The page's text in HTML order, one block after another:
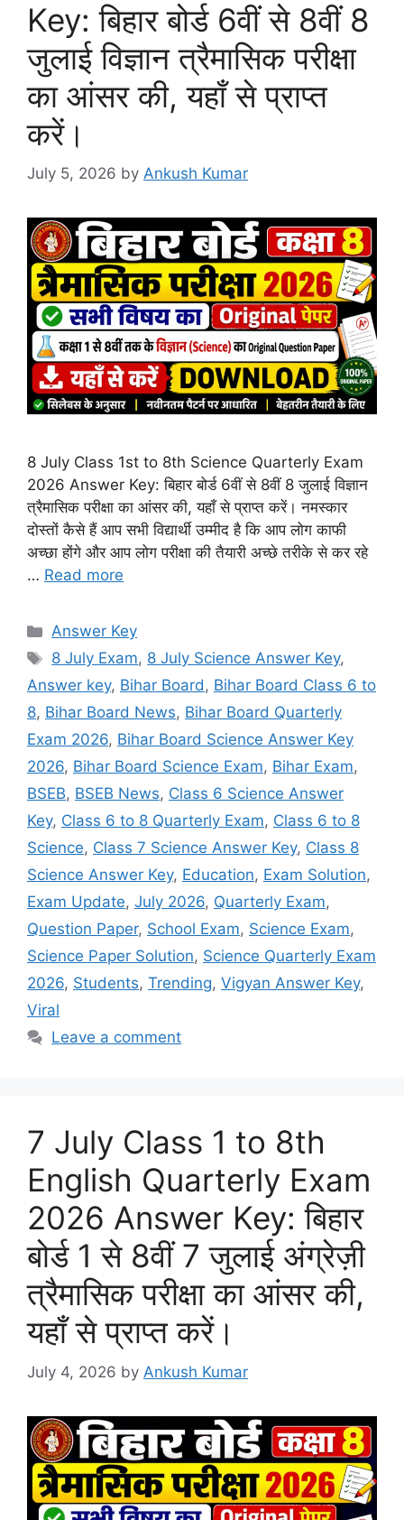
Key: बिहार बोर्ड 6वीं से 8वीं 8
जुलाई विज्ञान त्रैमासिक परीक्षा
का आंसर की, यहाँ से प्राप्त
करें।
July 5, 2026 by Ankush Kumar
8 July Class 1st to 8th Science Quarterly Exam
2026 Answer Key: बिहार बोर्ड 6वीं से 8वीं 8 जुलाई विज्ञान
त्रैमासिक परीक्षा का आंसर की, यहाँ से प्राप्त करें। नमस्कार
दोस्तों कैसे हैं आप सभी विद्यार्थी उम्मीद है कि आप लोग काफी
अच्छा होंगे और आप लोग परीक्षा की तैयारी अच्छे तरीके से कर रहे
… Read more
Categories
Answer Key
Tags
8 July Exam, 8 July Science Answer Key,
Answer key, Bihar Board, Bihar Board Class 6 to
8, Bihar Board News, Bihar Board Quarterly
Exam 2026, Bihar Board Science Answer Key
2026, Bihar Board Science Exam, Bihar Exam,
BSEB, BSEB News, Class 6 Science Answer
Key, Class 6 to 8 Quarterly Exam, Class 6 to 8
Science, Class 7 Science Answer Key, Class 8
Science Answer Key, Education, Exam Solution,
Exam Update, July 2026, Quarterly Exam,
Question Paper, School Exam, Science Exam,
Science Paper Solution, Science Quarterly Exam
2026, Students, Trending, Vigyan Answer Key,
Viral
Leave a comment
7 July Class 1 to 8th
English Quarterly Exam
2026 Answer Key: बिहार
बोर्ड 1 से 8वीं 7 जुलाई अंग्रेज़ी
त्रैमासिक परीक्षा का आंसर की,
यहाँ से प्राप्त करें।
July 4, 2026 by Ankush Kumar